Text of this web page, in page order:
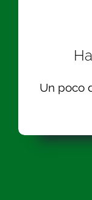
Un poco